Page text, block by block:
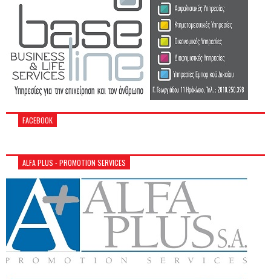
FACEBOOK
ALFA PLUS - PROMOTION SERVICES